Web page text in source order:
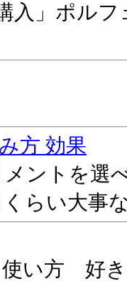
入」ポル
方 効果
ントを選
らい大事
使い方 好